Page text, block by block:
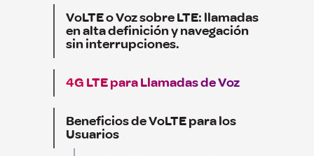
VoLTE o Voz sobre LTE: llamadas
en alta definición y navegación
sin interrupciones.
4G LTE para Llamadas de Voz
Beneficios de VoLTE para los
Usuarios